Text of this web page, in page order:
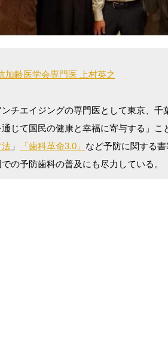
加齢医学会専門医 上村英之
チエイジングの専門医として東京、
じて国民の健康と幸福に寄与する」こ
法 」 「歯科革命3.0」 など予防に関する
の予防歯科の普及にも尽力している。